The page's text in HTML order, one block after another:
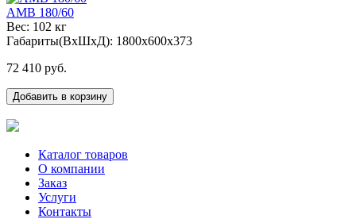
AMB 180/60
Вес: 102 кг
Габариты(ВxШxД): 1800x600x373
72 410 руб.
Добавить в корзину
Каталог товаров
О компании
Заказ
Услуги
Контакты